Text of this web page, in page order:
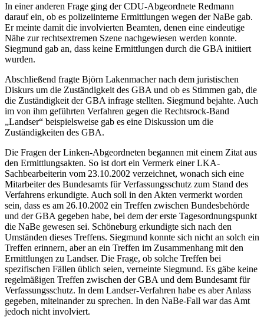
In einer anderen Frage ging der CDU-Abgeordnete Redmann
darauf ein, ob es polizeiinterne Ermittlungen wegen der NaBe gab.
Er meinte damit die involvierten Beamten, denen eine eindeutige
Nähe zur rechtsextremen Szene nachgewiesen werden konnte.
Siegmund gab an, dass keine Ermittlungen durch die GBA initiiert
wurden.
Abschließend fragte Björn Lakenmacher nach dem juristischen
Diskurs um die Zuständigkeit des GBA und ob es Stimmen gab, die
die Zuständigkeit der GBA infrage stellten. Siegmund bejahte. Auch
im von ihm geführten Verfahren gegen die Rechtsrock-Band
„Landser“ beispielsweise gab es eine Diskussion um die
Zuständigkeiten des GBA.
Die Fragen der Linken-Abgeordneten begannen mit einem Zitat aus
den Ermittlungsakten. So ist dort ein Vermerk einer LKA-
Sachbearbeiterin vom 23.10.2002 verzeichnet, wonach sich eine
Mitarbeiter des Bundesamts für Verfassungsschutz zum Stand des
Verfahrens erkundigte. Auch soll in den Akten vermerkt worden
sein, dass es am 26.10.2002 ein Treffen zwischen Bundesbehörde
und der GBA gegeben habe, bei dem der erste Tagesordnungspunkt
die NaBe gewesen sei. Schöneburg erkundigte sich nach den
Umständen dieses Treffens. Siegmund konnte sich nicht an solch ein
Treffen erinnern, aber an ein Treffen im Zusammenhang mit den
Ermittlungen zu Landser. Die Frage, ob solche Treffen bei
spezifischen Fällen üblich seien, verneinte Siegmund. Es gäbe keine
regelmäßigen Treffen zwischen der GBA und dem Bundesamt für
Verfassungsschutz. In dem Landser-Verfahren habe es aber Anlass
gegeben, miteinander zu sprechen. In den NaBe-Fall war das Amt
jedoch nicht involviert.